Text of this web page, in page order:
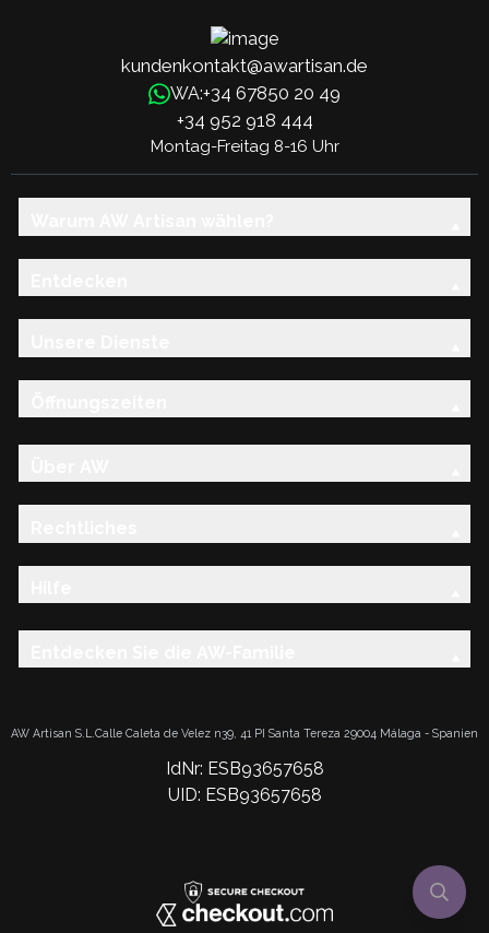
kundenkontakt@awartisan.de
WA:+34 67850 20 49
+34 952 918 444
Montag-Freitag 8-16 Uhr
AW Artisan S.L.Calle Caleta de Velez n39, 41 PI Santa Tereza 29004 Málaga - Spanien
IdNr: ESB93657658
UID: ESB93657658